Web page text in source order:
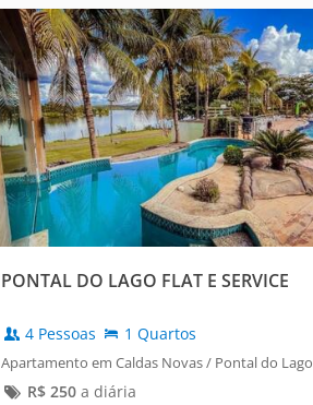
PONTAL DO LAGO FLAT E SERVICE
4 Pessoas 1 Quartos
Apartamento em Caldas Novas / Pontal do Lago
R$ 250a diária